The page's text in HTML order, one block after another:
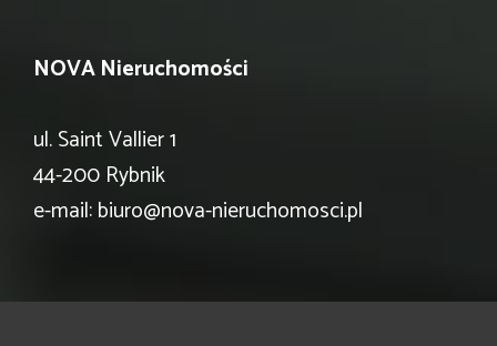
NOVA Nieruchomości
ul. Saint Vallier 1
44-200 Rybnik
e-mail:biuro@nova-nieruchomosci.pl